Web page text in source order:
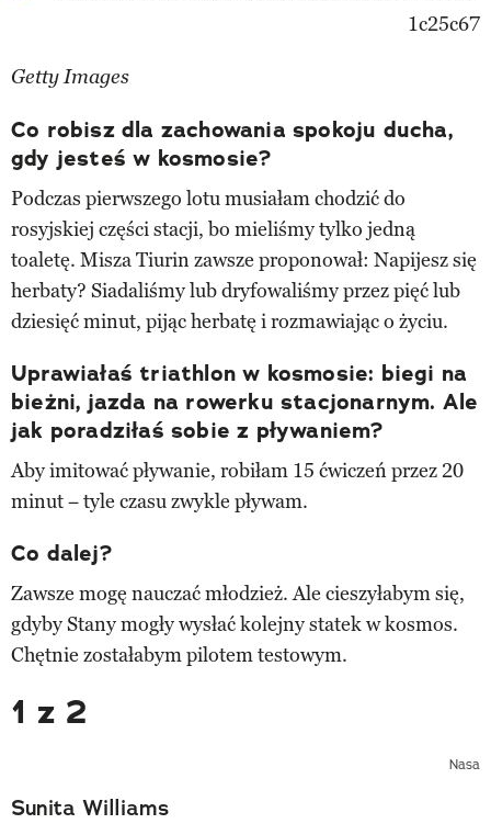
Getty Images
Co robisz dla zachowania spokoju ducha,
gdy jesteś w kosmosie?
Podczas pierwszego lotu musiałam chodzić do
rosyjskiej części stacji, bo mieliśmy tylko jedną
toaletę. Misza Tiurin zawsze proponował: Napijesz się
herbaty? Siadaliśmy lub dryfowaliśmy przez pięć lub
dziesięć minut, pijąc herbatę i rozmawiając o życiu.
Uprawiałaś triathlon w kosmosie: biegi na
bieżni, jazda na rowerku stacjonarnym. Ale
jak poradziłaś sobie z pływaniem?
Aby imitować pływanie, robiłam 15 ćwiczeń przez 20
minut − tyle czasu zwykle pływam.
Co dalej?
Zawsze mogę nauczać młodzież. Ale cieszyłabym się,
gdyby Stany mogły wysłać kolejny statek w kosmos.
Chętnie zostałabym pilotem testowym.
1 z 2
Nasa
Sunita Williams